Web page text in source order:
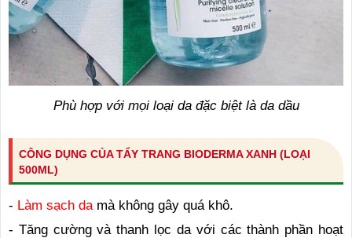
Phù hợp với mọi loại da đặc biệt là da dầu
CÔNG DỤNG CỦA TẨY TRANG BIODERMA XANH (LOẠI
500ML)
- Làm sạch da mà không gây quá khô.
- Tăng cường và thanh lọc da với các thành phần hoạt